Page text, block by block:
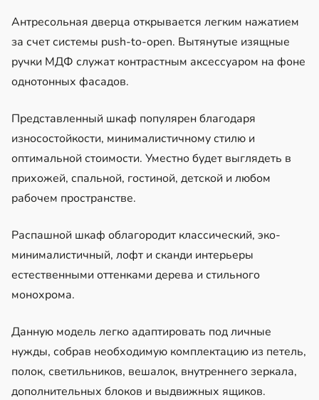
Антресольная дверца открывается легким нажатием
за счет системы push-to-open. Вытянутые изящные
ручки МДФ служат контрастным аксессуаром на фоне
однотонных фасадов.
Представленный шкаф популярен благодаря
износостойкости, минималистичному стилю и
оптимальной стоимости. Уместно будет выглядеть в
прихожей, спальной, гостиной, детской и любом
рабочем пространстве.
Распашной шкаф облагородит классический, эко-
минималистичный, лофт и сканди интерьеры
естественными оттенками дерева и стильного
монохрома.
Данную модель легко адаптировать под личные
нужды, собрав необходимую комплектацию из петель,
полок, светильников, вешалок, внутреннего зеркала,
дополнительных блоков и выдвижных ящиков.